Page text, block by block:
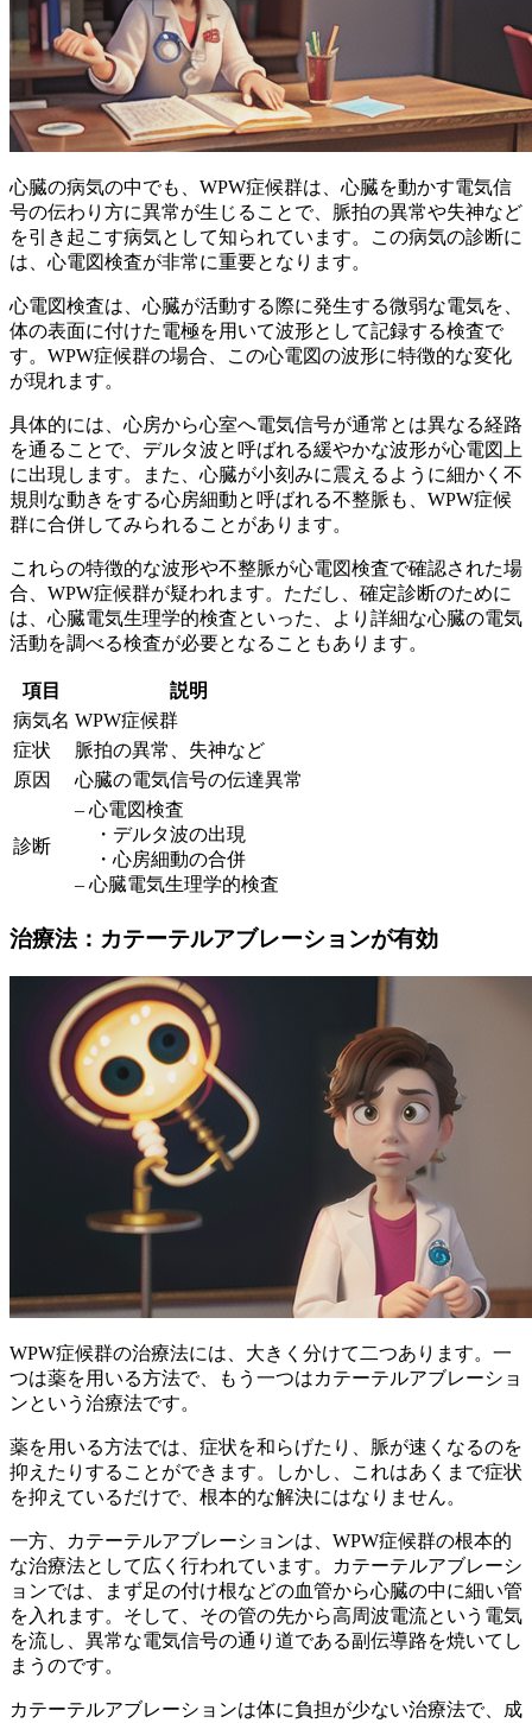
心臓の病気の中でも、 WPW症候群は、心臓を動かす電気信
号の伝わり方に異常が生じることで、脈拍の異常や失神など
を引き起こす病気として知られています。この病気の診断に
は、 心電図検査が非常に重要となります。
心電図検査は、心臓が活動する際に発生する微弱な電気を、
体の表面に付けた電極を用いて波形として記録する検査で
す。WPW症候群の場合、この心電図の波形に特徴的な変化
が現れます。
具体的には、心房から心室へ電気信号が通常とは異なる経路
を通ることで、 デルタ波と呼ばれる緩やかな波形が心電図上
に出現します。また、心臓が小刻みに震えるように細かく不
規則な動きをする心房細動と呼ばれる不整脈も、WPW症候
群に合併してみられることがあります。
これらの特徴的な波形や不整脈が心電図検査で確認された場
合、WPW症候群が疑われます。ただし、確定診断のために
は、心臓電気生理学的検査といった、より詳細な心臓の電気
活動を調べる検査が必要となることもあります。
項目
説明
病気名 WPW症候群
症状
脈拍の異常、失神など
原因
心臓の電気信号の伝達異常
診断
– 心電図検査
・デルタ波の出現
・心房細動の合併
– 心臓電気生理学的検査
治療法：カテーテルアブレーションが有効
WPW症候群の治療法には、大きく分けて二つあります。一
つは薬を用いる方法で、もう一つはカテーテルアブレーショ
ンという治療法です。
薬を用いる方法では、症状を和らげたり、脈が速くなるのを
抑えたりすることができます。しかし、これはあくまで症状
を抑えているだけで、根本的な解決にはなりません。
一方、
カテーテルアブレーションは、WPW症候群の根本的
な治療法として広く行われています。カテーテルアブレーシ
ョンでは、まず足の付け根などの血管から心臓の中に細い管
を入れます。そして、その管の先から高周波電流という電気
を流し、異常な電気信号の通り道である副伝導路を焼いてし
まうのです。
カテーテルアブレーションは体に負担が少ない治療法で、成